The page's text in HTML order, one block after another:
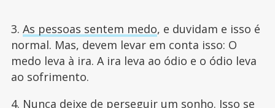
3. As pessoas sentem medo, e duvidam e isso é
normal. Mas, devem levar em conta isso: O
medo leva à ira. A ira leva ao ódio e o ódio leva
ao sofrimento.
4. Nunca deixe de perseguir um sonho. Isso se